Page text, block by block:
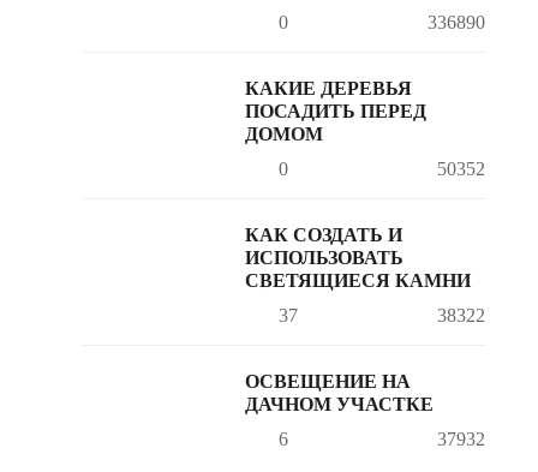
0
336890
КАКИЕ ДЕРЕВЬЯ
ПОСАДИТЬ ПЕРЕД
ДОМОМ
0
50352
КАК СОЗДАТЬ И
ИСПОЛЬЗОВАТЬ
СВЕТЯЩИЕСЯ КАМНИ
37
38322
ОСВЕЩЕНИЕ НА
ДАЧНОМ УЧАСТКЕ
6
37932